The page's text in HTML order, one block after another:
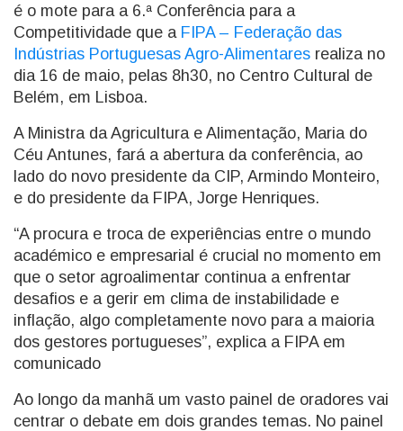
é o mote para a 6.ª Conferência para a
Competitividade que a FIPA – Federação das
Indústrias Portuguesas Agro-Alimentares realiza no
dia 16 de maio, pelas 8h30, no Centro Cultural de
Belém, em Lisboa.
A Ministra da Agricultura e Alimentação, Maria do
Céu Antunes, fará a abertura da conferência, ao
lado do novo presidente da CIP, Armindo Monteiro,
e do presidente da FIPA, Jorge Henriques.
“A procura e troca de experiências entre o mundo
académico e empresarial é crucial no momento em
que o setor agroalimentar continua a enfrentar
desafios e a gerir em clima de instabilidade e
inflação, algo completamente novo para a maioria
dos gestores portugueses”, explica a FIPA em
comunicado
Ao longo da manhã um vasto painel de oradores vai
centrar o debate em dois grandes temas. No painel